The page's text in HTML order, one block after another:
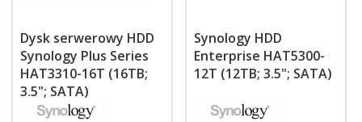
Dysk serwerowy HDD
Synology Plus Series
HAT3310-16T (16TB;
3.5"; SATA)
Synology HDD
Enterprise HAT5300-
12T (12TB; 3.5"; SATA)